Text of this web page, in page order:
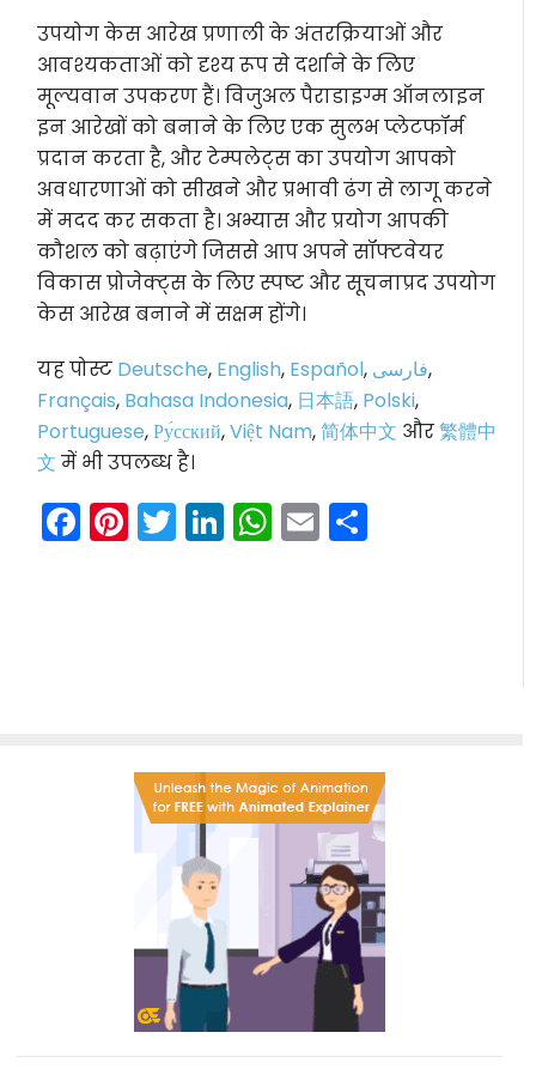
उपयोग केस आरेख प्रणाली के अंतरक्रियाओं और
आवश्यकताओं को दृश्य रूप से दर्शाने के लिए
मूल्यवान उपकरण हैं। विजुअल पैराडाइग्म ऑनलाइन
इन आरेखों को बनाने के लिए एक सुलभ प्लेटफॉर्म
प्रदान करता है, और टेम्पलेट्स का उपयोग आपको
अवधारणाओं को सीखने और प्रभावी ढंग से लागू करने
में मदद कर सकता है। अभ्यास और प्रयोग आपकी
कौशल को बढ़ाएंगे जिससे आप अपने सॉफ्टवेयर
विकास प्रोजेक्ट्स के लिए स्पष्ट और सूचनाप्रद उपयोग
केस आरेख बनाने में सक्षम होंगे।
यह पोस्ट Deutsche, English, Español, فارسی,
Français, Bahasa Indonesia, 日本語, Polski,
Portuguese,Ру́сский,Việt Nam,简体中文 और繁體中
文 में भी उपलब्ध है।
Facebook
Pinterest
Twitter
LinkedIn
WhatsApp
Email